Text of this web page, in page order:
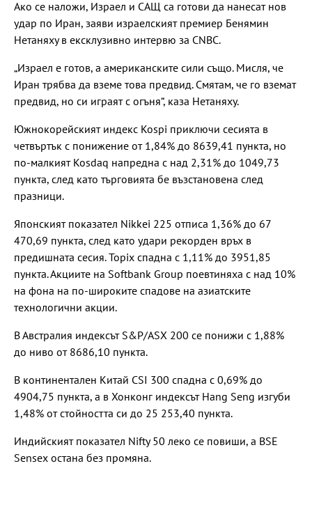
Ако се наложи, Израел и САЩ са готови да нанесат нов
удар по Иран, заяви израелският премиер Бенямин
Нетаняху в ексклузивно интервю за CNBC.
„Израел е готов, а американските сили също. Мисля, че
Иран трябва да вземе това предвид. Смятам, че го вземат
предвид, но си играят с огъня“, каза Нетаняху.
Южнокорейският индекс Kospi приключи сесията в
четвъртък с понижение от 1,84% до 8639,41 пункта, но
по-малкият Kosdaq напредна с над 2,31% до 1049,73
пункта, след като търговията бе възстановена след
празници.
Японският показател Nikkei 225 отписа 1,36% до 67
470,69 пункта, след като удари рекорден връх в
предишната сесия. Topix спадна с 1,11% до 3951,85
пункта. Акциите на Softbank Group поевтиняха с над 10%
на фона на по-широките спадове на азиатските
технологични акции.
В Австралия индексът S&P/ASX 200 се понижи с 1,88%
до ниво от 8686,10 пункта.
В континентален Китай CSI 300 спадна с 0,69% до
4904,75 пункта, а в Хонконг индексът Hang Seng изгуби
1,48% от стойността си до 25 253,40 пункта.
Индийският показател Nifty 50 леко се повиши, а BSE
Sensex остана без промяна.